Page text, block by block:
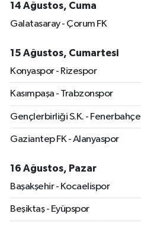
14 Ağustos, Cuma
Galatasaray - Çorum FK
15 Ağustos, Cumartesi
Konyaspor - Rizespor
Kasımpaşa - Trabzonspor
Gençlerbirliği S.K. - Fenerbahçe
Gaziantep FK - Alanyaspor
16 Ağustos, Pazar
Başakşehir - Kocaelispor
Beşiktaş - Eyüpspor